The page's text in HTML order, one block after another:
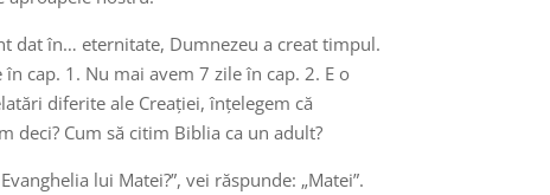
dat în… eternitate, Dumnezeu a creat timpul.
cap. 1. Nu mai avem 7 zile în cap. 2. E o
diferite ale Creației, înțelegem că
deci? Cum să citim Biblia ca un adult?
lui Matei?”, vei răspunde: „Matei”.